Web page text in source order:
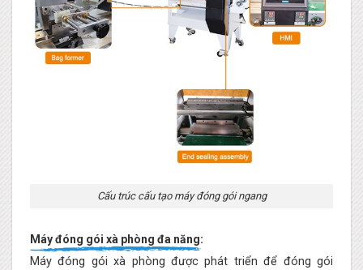
Cấu trúc cấu tạo máy đóng gói ngang
Máy đóng gói xà phòng đa năng:
Máy đóng gói xà phòng được phát triển để đóng gói